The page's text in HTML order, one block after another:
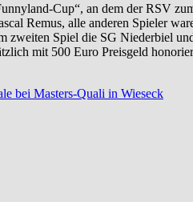
Cup“, an dem der RSV
Remus, alle anderen Spieler
Spiel die SG Niederbiel
mit 500 Euro Preisgeld
bei Masters-Quali in Wieseck